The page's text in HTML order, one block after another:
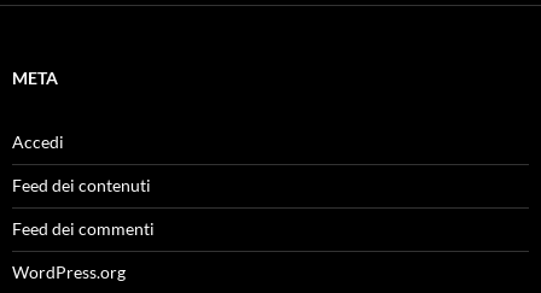
META
Accedi
Feed dei contenuti
Feed dei commenti
WordPress.org